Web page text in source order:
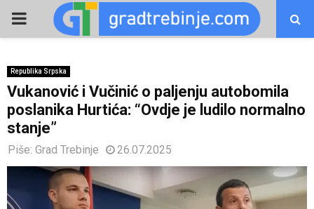
PRIMARY
Republika Srpska
Vukanović i Vučinić o paljenju autobomila
poslanika Hurtića: “Ovdje je ludilo normalno
stanje”
Piše: Grad Trebinje 26.07.2025